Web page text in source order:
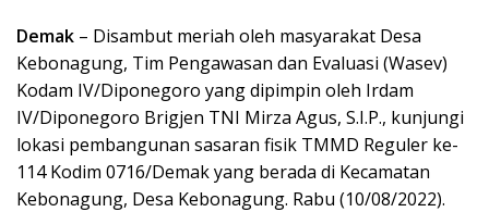
Demak – Disambut meriah oleh masyarakat Desa
Kebonagung, Tim Pengawasan dan Evaluasi (Wasev)
Kodam IV/Diponegoro yang dipimpin oleh Irdam
IV/Diponegoro Brigjen TNI Mirza Agus, S.I.P., kunjungi
lokasi pembangunan sasaran fisik TMMD Reguler ke-
114 Kodim 0716/Demak yang berada di Kecamatan
Kebonagung, Desa Kebonagung. Rabu (10/08/2022).